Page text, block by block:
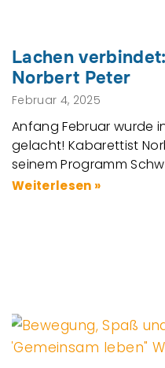
Lachen
Norbert Peter
Februar 4, 2025
Anfang Februar wurde
gelacht! Kabarettist
seinem Programm
Weiterlesen »